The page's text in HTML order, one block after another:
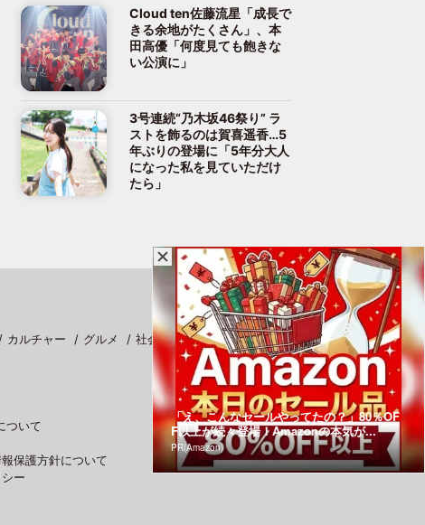
Cloud ten佐藤流星「成長で
きる余地がたくさん」、本
田高優「何度見ても飽きな
い公演に」
3号連続“乃木坂46祭り” ラ
ストを飾るのは賀喜遥香…5
年ぶりの登場に「5年分大人
になった私を見ていただけ
たら」
カルチャー グルメ 社会
スポーツ
ついて
保護方針について
ー
「え、こんなセールやってたの？」80％OF
F以上が続々登場！Amazonの本気が...
PR(Amazon)